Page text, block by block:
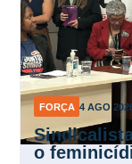
FORÇA 4 AGO
o